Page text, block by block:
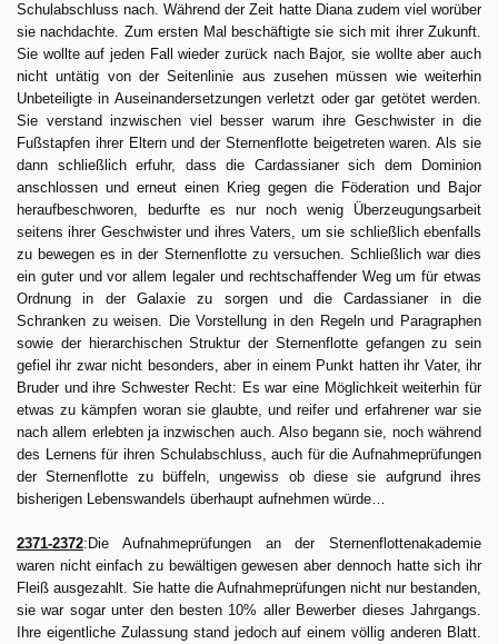
Schulabschluss nach. Während der Zeit hatte Diana zudem viel worüber
sie nachdachte. Zum ersten Mal beschäftigte sie sich mit ihrer Zukunft.
Sie wollte auf jeden Fall wieder zurück nach Bajor, sie wollte aber auch
nicht untätig von der Seitenlinie aus zusehen müssen wie weiterhin
Unbeteiligte in Auseinandersetzungen verletzt oder gar getötet werden.
Sie verstand inzwischen viel besser warum ihre Geschwister in die
Fußstapfen ihrer Eltern und der Sternenflotte beigetreten waren. Als sie
dann schließlich erfuhr, dass die Cardassianer sich dem Dominion
anschlossen und erneut einen Krieg gegen die Föderation und Bajor
heraufbeschworen, bedurfte es nur noch wenig Überzeugungsarbeit
seitens ihrer Geschwister und ihres Vaters, um sie schließlich ebenfalls
zu bewegen es in der Sternenflotte zu versuchen. Schließlich war dies
ein guter und vor allem legaler und rechtschaffender Weg um für etwas
Ordnung in der Galaxie zu sorgen und die Cardassianer in die
Schranken zu weisen. Die Vorstellung in den Regeln und Paragraphen
sowie der hierarchischen Struktur der Sternenflotte gefangen zu sein
gefiel ihr zwar nicht besonders, aber in einem Punkt hatten ihr Vater, ihr
Bruder und ihre Schwester Recht: Es war eine Möglichkeit weiterhin für
etwas zu kämpfen woran sie glaubte, und reifer und erfahrener war sie
nach allem erlebten ja inzwischen auch. Also begann sie, noch während
des Lernens für ihren Schulabschluss, auch für die Aufnahmeprüfungen
der Sternenflotte zu büffeln, ungewiss ob diese sie aufgrund ihres
bisherigen Lebenswandels überhaupt aufnehmen würde…
2371-2372:Die Aufnahmeprüfungen an der Sternenflottenakademie
waren nicht einfach zu bewältigen gewesen aber dennoch hatte sich ihr
Fleiß ausgezahlt. Sie hatte die Aufnahmeprüfungen nicht nur bestanden,
sie war sogar unter den besten 10% aller Bewerber dieses Jahrgangs.
Ihre eigentliche Zulassung stand jedoch auf einem völlig anderen Blatt.